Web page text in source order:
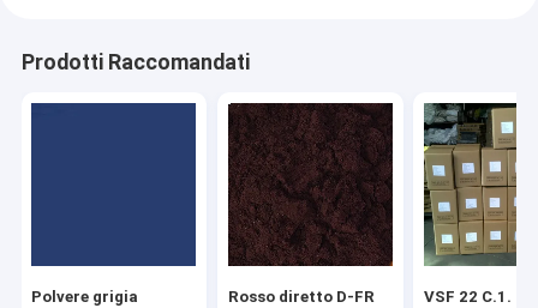
Prodotti Raccomandati
Polvere grigia
Rosso diretto D-FR
VSF 22 C.1.